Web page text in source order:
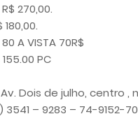
270,00.
A VISTA 70R$
PC
Dois de julho, centro ,
3541 – 9283 – 74-9152-